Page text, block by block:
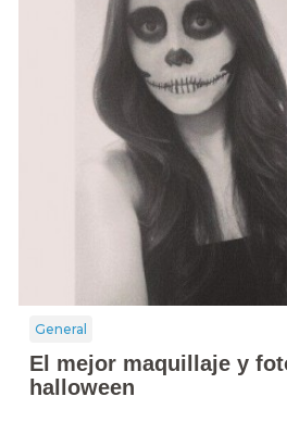
General
El mejor maquillaje y
halloween